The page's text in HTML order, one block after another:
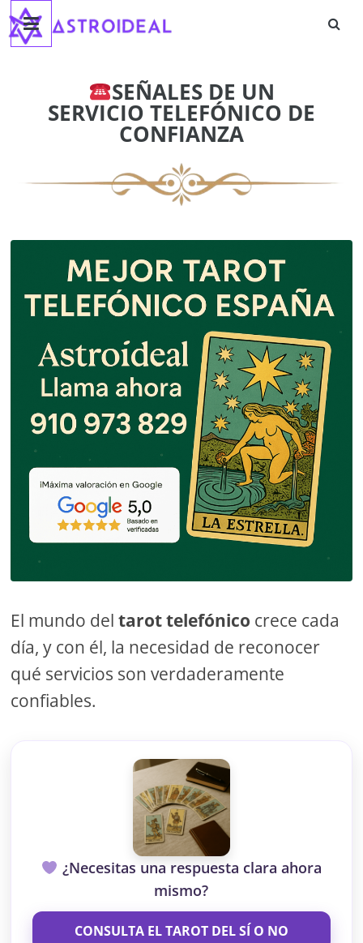
Saltar
contenido
Astroideal
SEÑALES DE UN
SERVICIO TELEFÓNICO DE
CONFIANZA
El mundo deltarot telefónico crece cada
día, y con él, la necesidad de reconocer
qué servicios son verdaderamente
confiables.
¿Necesitas una respuesta clara ahora
mismo?
CONSULTA EL TAROT DEL SÍ O NO